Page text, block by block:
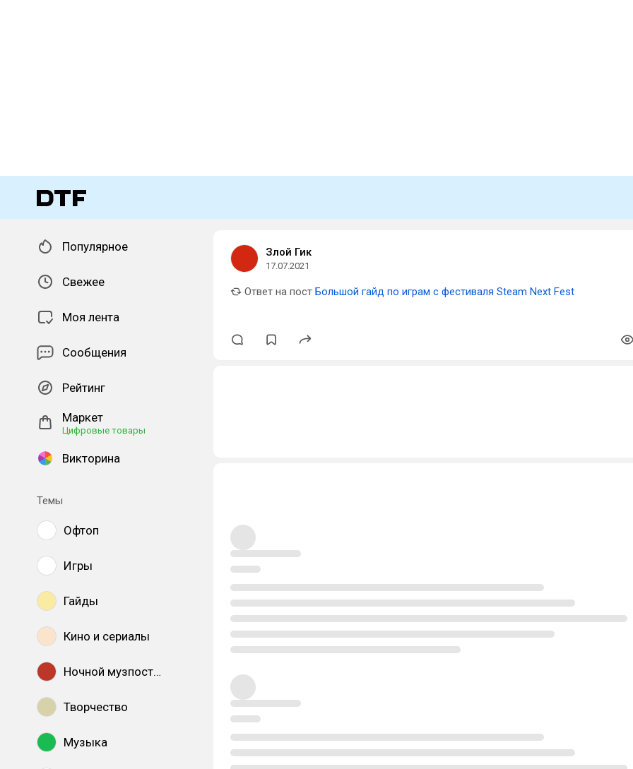
Популярное
Свежее
Моя лента
Сообщения
Рейтинг
Маркет
Цифровые товары
Викторина
Темы
Офтоп
Игры
Гайды
Кино и сериалы
Ночной музпостинг
Творчество
Музыка
Злой Гик
17.07.2021
Ответ на пост Большой гайд по играм с фестиваля Steam Next Fest